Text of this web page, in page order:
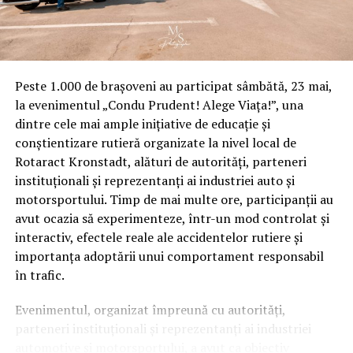
Fiindcă nu se poate adapta la sistemul Inchizitor
actual și polițistul sibian, Răduinea Marian este
obligat să părăsească Poliția, cam după același
și fricoși nu acceptă ca un agent să nu încalce Legea,
ori-de-câte-ori șeful îi cere.
Nu ajungea planul de amenzi, acum introducem oameni,
masini etc, „pe bandă” în aplicația informatică,
încărcând-o aberant cu date inutile dar care dau bine în
statistici, bilanțuri … căci munca de poliție, din păcate, la
asta se rezumă în prezent: grafice și poze colorate unde
șefii se aplaudă înte ei și își împart: pupicei, grade și
prime pentru desene frumoase. Planul comunist nu a
dispărut și, se pare, nu va dispărea prea curând din acest
să se reformeze în sprijinul cetățenilor și al instituțiilor
Peste 1.000 de brașoveni au participat sâmbătă, 23 mai,
la evenimentul „Condu Prudent! Alege Viața!”, una
dintre cele mai ample inițiative de educație și
conștientizare rutieră organizate la nivel local de
Rotaract Kronstadt, alături de autorități, parteneri
instituționali și reprezentanți ai industriei auto și
motorsportului. Timp de mai multe ore, participanții au
avut ocazia să experimenteze, într-un mod controlat și
interactiv, efectele reale ale accidentelor rutiere și
importanța adoptării unui comportament responsabil
în trafic.
Evenimentul, organizat împreună cu autorități,
parteneri instituționali și reprezentanți ai industriei